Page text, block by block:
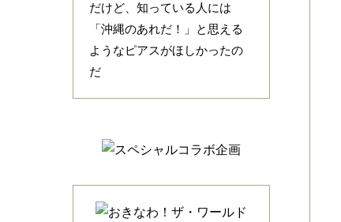
だけど、知っている人には
「沖縄のあれだ！」と思える
ようなピアスがほしかったの
だ